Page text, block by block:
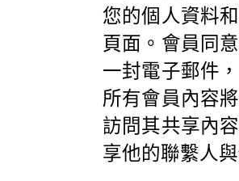
您的個人資料
頁面。會員同
一封電子郵件
所有會員內容
訪問其共享內
享他的聯繫人